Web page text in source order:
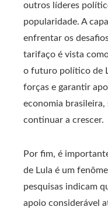
outros líderes
popularidade. A
enfrentar os
tarifaço é vista
o futuro político de
forças e garantir
economia
continuar a crescer.
Por fim, é
de Lula é um
pesquisas indicam
apoio considerável